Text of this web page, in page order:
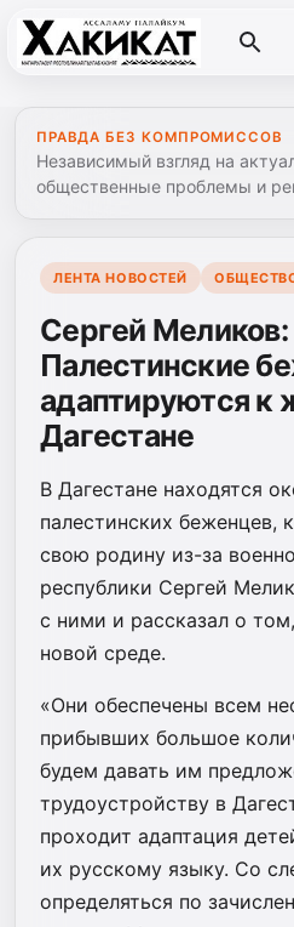
ПРАВДА БЕЗ КОМПРОМИССОВ
Независимый взгляд на
общественные проблемы и
ЛЕНТА НОВОСТЕЙ
Сергей Меликов:
Палестинские
адаптируются к
Дагестане
В Дагестане находятся
палестинских беженцев,
свою родину из-за
республики Сергей
с ними и рассказал о
новой среде.
«Они обеспечены всем
прибывших большое
будем давать им
трудоустройству в
проходит адаптация
их русскому языку. Со
определяться по